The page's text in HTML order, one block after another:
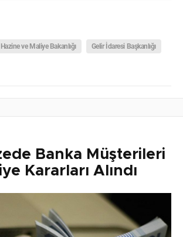
Hazine ve Maliye Bakanlığı Gelir İdaresi Başkanlığı
Banka Müşterileri
Kararları Alındı